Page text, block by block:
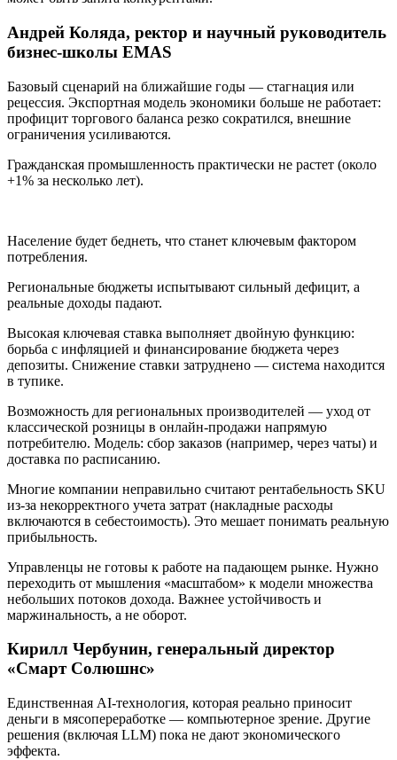
Андрей Коляда, ректор и научный руководитель
бизнес-школы EMAS
Базовый сценарий на ближайшие годы — стагнация или
рецессия. Экспортная модель экономики больше не работает:
профицит торгового баланса резко сократился, внешние
ограничения усиливаются.
Гражданская промышленность практически не растет (около
+1% за несколько лет).
Население будет беднеть, что станет ключевым фактором
потребления.
Региональные бюджеты испытывают сильный дефицит, а
реальные доходы падают.
Высокая ключевая ставка выполняет двойную функцию:
борьба с инфляцией и финансирование бюджета через
депозиты. Снижение ставки затруднено — система находится
в тупике.
Возможность для региональных производителей — уход от
классической розницы в онлайн-продажи напрямую
потребителю. Модель: сбор заказов (например, через чаты) и
доставка по расписанию.
Многие компании неправильно считают рентабельность SKU
из-за некорректного учета затрат (накладные расходы
включаются в себестоимость). Это мешает понимать реальную
прибыльность.
Управленцы не готовы к работе на падающем рынке. Нужно
переходить от мышления «масштабом» к модели множества
небольших потоков дохода. Важнее устойчивость и
маржинальность, а не оборот.
Кирилл Чербунин, генеральный директор
«Смарт Солюшнс»
Единственная AI-технология, которая реально приносит
деньги в мясопереработке — компьютерное зрение. Другие
решения (включая LLM) пока не дают экономического
эффекта.